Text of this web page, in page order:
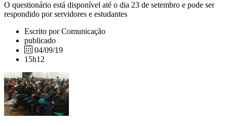
O questionário está disponível até o dia 23 de setembro e pode ser
respondido por servidores e estudantes
Escrito por Comunicação
publicado
04/09/19
15h12